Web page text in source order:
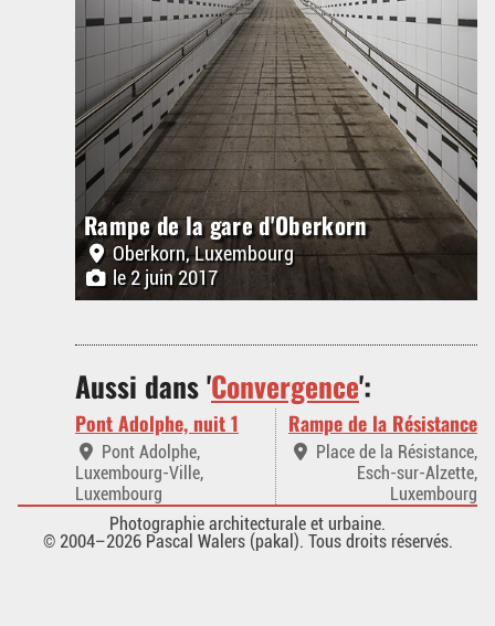
Rampe de la gare d'Oberkorn
Oberkorn, Luxembourg
le 2 juin 2017
Aussi dans 'Convergence':
Pont Adolphe, nuit 1
Pont Adolphe,
Luxembourg-Ville,
Luxembourg
Rampe de la Résistance
Place de la Résistance,
Esch-sur-Alzette,
Luxembourg
Photographie architecturale et urbaine.
© 2004–2026 Pascal Walers (pakal). Tous droits réservés.